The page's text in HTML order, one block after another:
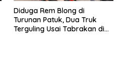
Diduga Rem Blong di
Turunan Patuk, Dua Truk
Terguling Usai Tabrakan di